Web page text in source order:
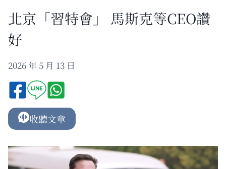
北京「習特會」 馬斯克等CEO讚
好
2026 年 5 月 13 日
收聽文章